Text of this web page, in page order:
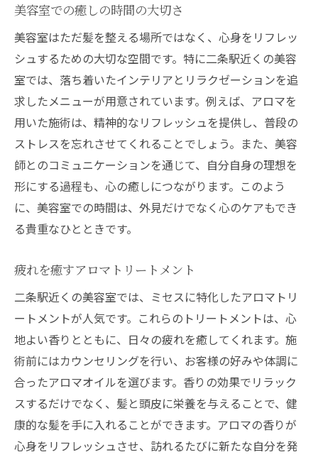
美容室での癒しの時間の大切さ
美容室はただ髪を整える場所ではなく、心身をリフレッ
シュするための大切な空間です。特に二条駅近くの美容
室では、落ち着いたインテリアとリラクゼーションを追
求したメニューが用意されています。例えば、アロマを
用いた施術は、精神的なリフレッシュを提供し、普段の
ストレスを忘れさせてくれることでしょう。また、美容
師とのコミュニケーションを通じて、自分自身の理想を
形にする過程も、心の癒しにつながります。このよう
に、美容室での時間は、外見だけでなく心のケアもでき
る貴重なひとときです。
疲れを癒すアロマトリートメント
二条駅近くの美容室では、ミセスに特化したアロマトリ
ートメントが人気です。これらのトリートメントは、心
地よい香りとともに、日々の疲れを癒してくれます。施
術前にはカウンセリングを行い、お客様の好みや体調に
合ったアロマオイルを選びます。香りの効果でリラック
スするだけでなく、髪と頭皮に栄養を与えることで、健
康的な髪を手に入れることができます。アロマの香りが
心身をリフレッシュさせ、訪れるたびに新たな自分を発